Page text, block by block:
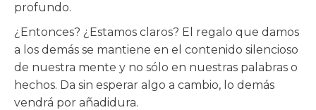
profundo.
¿Entonces? ¿Estamos claros? El regalo que damos
a los demás se mantiene en el contenido silencioso
de nuestra mente y no sólo en nuestras palabras o
hechos. Da sin esperar algo a cambio, lo demás
vendrá por añadidura.